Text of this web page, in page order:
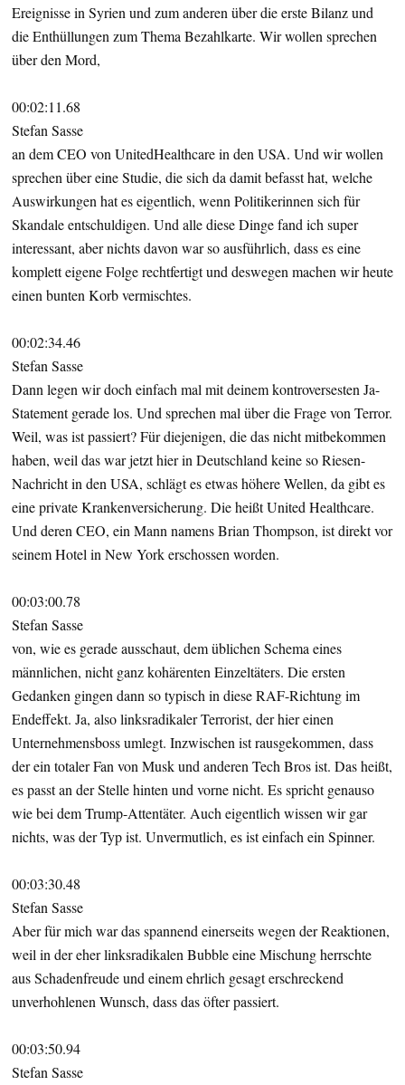
Ereignisse in Syrien und zum anderen über die erste Bilanz und
die Enthüllungen zum Thema Bezahlkarte. Wir wollen sprechen
über den Mord,
00:02:11.68
Stefan Sasse
an dem CEO von UnitedHealthcare in den USA. Und wir wollen
sprechen über eine Studie, die sich da damit befasst hat, welche
Auswirkungen hat es eigentlich, wenn Politikerinnen sich für
Skandale entschuldigen. Und alle diese Dinge fand ich super
interessant, aber nichts davon war so ausführlich, dass es eine
komplett eigene Folge rechtfertigt und deswegen machen wir heute
einen bunten Korb vermischtes.
00:02:34.46
Stefan Sasse
Dann legen wir doch einfach mal mit deinem kontroversesten Ja-
Statement gerade los. Und sprechen mal über die Frage von Terror.
Weil, was ist passiert? Für diejenigen, die das nicht mitbekommen
haben, weil das war jetzt hier in Deutschland keine so Riesen-
Nachricht in den USA, schlägt es etwas höhere Wellen, da gibt es
eine private Krankenversicherung. Die heißt United Healthcare.
Und deren CEO, ein Mann namens Brian Thompson, ist direkt vor
seinem Hotel in New York erschossen worden.
00:03:00.78
Stefan Sasse
von, wie es gerade ausschaut, dem üblichen Schema eines
männlichen, nicht ganz kohärenten Einzeltäters. Die ersten
Gedanken gingen dann so typisch in diese RAF-Richtung im
Endeffekt. Ja, also linksradikaler Terrorist, der hier einen
Unternehmensboss umlegt. Inzwischen ist rausgekommen, dass
der ein totaler Fan von Musk und anderen Tech Bros ist. Das heißt,
es passt an der Stelle hinten und vorne nicht. Es spricht genauso
wie bei dem Trump-Attentäter. Auch eigentlich wissen wir gar
nichts, was der Typ ist. Unvermutlich, es ist einfach ein Spinner.
00:03:30.48
Stefan Sasse
Aber für mich war das spannend einerseits wegen der Reaktionen,
weil in der eher linksradikalen Bubble eine Mischung herrschte
aus Schadenfreude und einem ehrlich gesagt erschreckend
unverhohlenen Wunsch, dass das öfter passiert.
00:03:50.94
Stefan Sasse